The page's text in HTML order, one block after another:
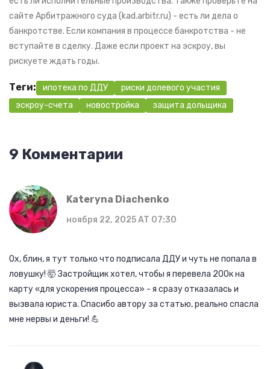
сайте Арбитражного суда (kad.arbitr.ru) - есть ли дела о
банкротстве. Если компания в процессе банкротства - не
вступайте в сделку. Даже если проект на эскроу, вы
рискуете ждать годы.
Теги: ипотека по ДДУ
риски долевого участия
эскроу-счета
новостройка защита дольщика
9 Комментарии
Kateryna Diachenko
ноября 22, 2025 AT 07:30
Ох, блин, я тут только что подписала ДДУ и чуть не попала в
ловушку! 🤯 Застройщик хотел, чтобы я перевела 200к на
карту «для ускорения процесса» - я сразу отказалась и
вызвала юриста. Спасибо автору за статью, реально спасла
мне нервы и деньги! 💪